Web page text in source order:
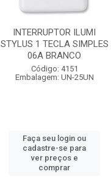
INTERRUPTOR ILUMI
STYLUS 1 TECLA SIMPLES
06A BRANCO
Código: 4151
Embalagem: UN-25UN
Faça seu login ou
cadastre-se para
ver preços e
comprar